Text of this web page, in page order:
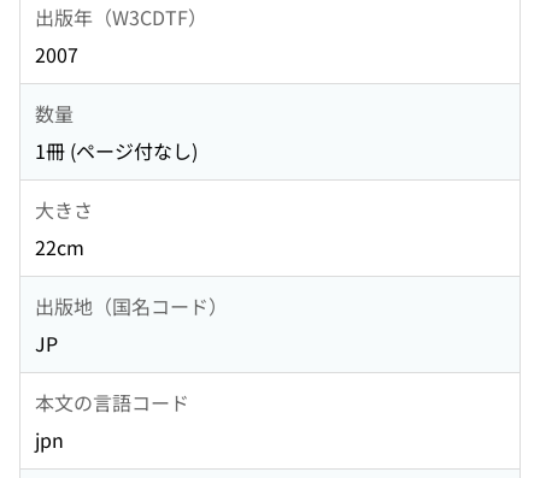
出版年（W3CDTF）
2007
数量
1冊 (ページ付なし)
大きさ
22cm
出版地（国名コード）
JP
本文の言語コード
jpn